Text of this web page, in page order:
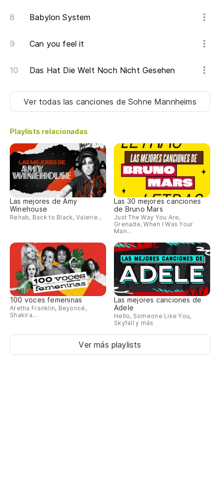
Babylon System
Can you feel it
Das Hat Die Welt Noch Nicht Gesehen
Ver todas las canciones de Sohne Mannheims
Playlists relacionadas
Las mejores de Amy
Winehouse
Rehab, Back to Black, Valerie...
Las 30 mejores canciones
de Bruno Mars
Just The Way You Are,
Grenade, When I Was Your
Man...
100 voces femeninas
Aretha Franklin, Beyoncé,
Shakira...
Las mejores canciones de
Adele
Hello, Someone Like You,
Skyfall y más
Ver más playlists